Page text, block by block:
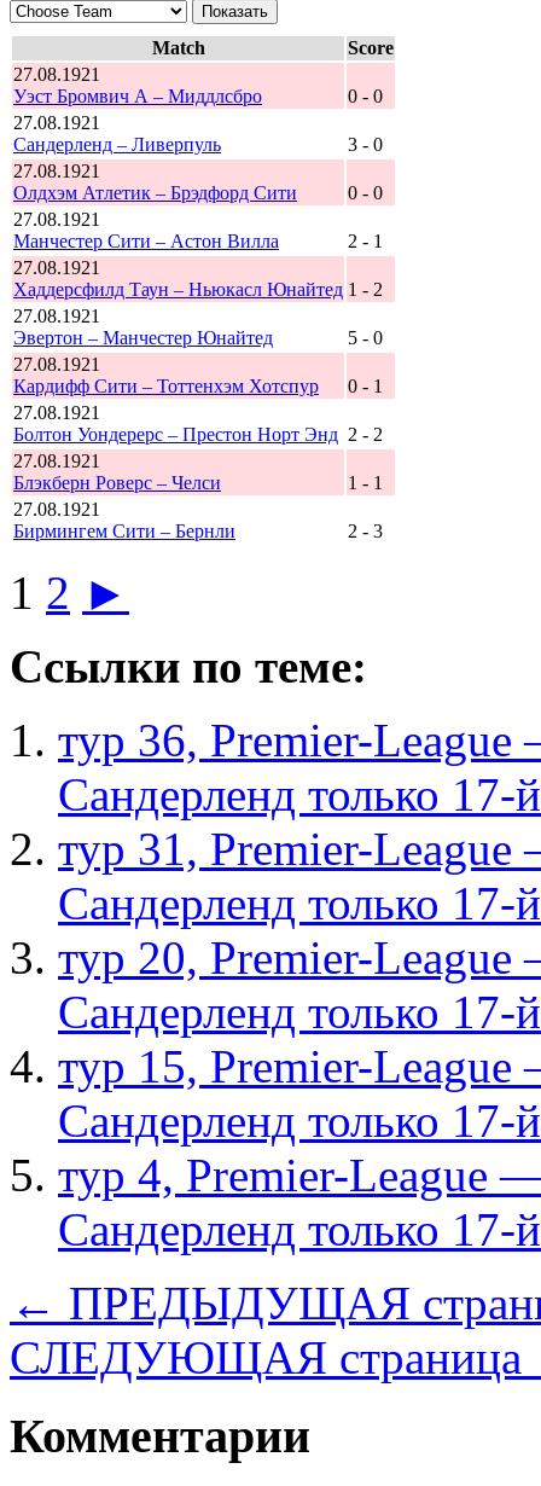
Match
Score
27.08.1921
Уэст Бромвич А – Миддлсбро
0 - 0
27.08.1921
Сандерленд – Ливерпуль
3 - 0
27.08.1921
Олдхэм Атлетик – Брэдфорд Сити
0 - 0
27.08.1921
Манчестер Сити – Астон Вилла
2 - 1
27.08.1921
Хаддерсфилд Таун – Ньюкасл Юнайтед 1 - 2
27.08.1921
Эвертон – Манчестер Юнайтед
5 - 0
27.08.1921
Кардифф Сити – Тоттенхэм Хотспур
0 - 1
27.08.1921
Болтон Уондерерс – Престон Норт Энд 2 - 2
27.08.1921
Блэкберн Роверс – Челси
1 - 1
27.08.1921
Бирмингем Сити – Бернли
2 - 3
1 2 ►
Ссылки по теме:
тур 36, Рremier-
Сандерленд только 17-й
тур 31, Рremier-
Сандерленд только 17-й
тур 20, Рremier-
Сандерленд только 17-й
тур 15, Рremier-
Сандерленд только 17-й
тур 4, Рremier-League
Сандерленд только 17-й
← ПРЕДЫДУЩАЯ
СЛЕДУЮЩАЯ
Комментарии